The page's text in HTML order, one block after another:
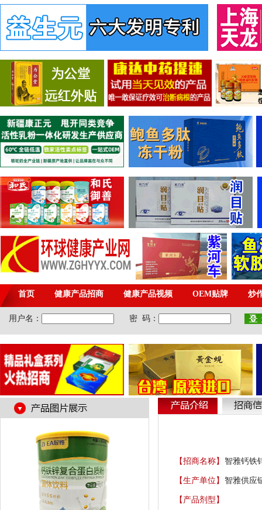
【招商名称】 智雅钙铁
【生产单位】 智雅供应
【产品剂型】